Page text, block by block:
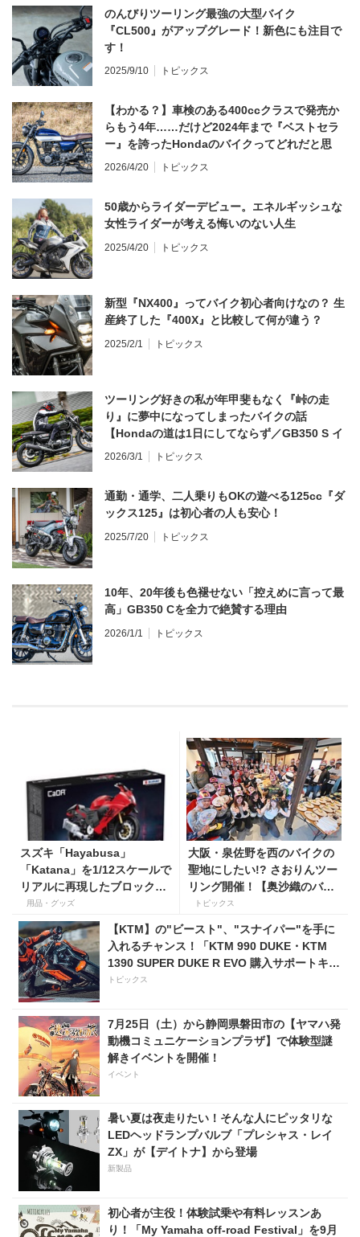
のんびりツーリング最強の大型バイク
『CL500』がアップグレード！新色にも注目で
す！
2025/9/10 トピックス
【わかる？】車検のある400ccクラスで発売か
らもう4年……だけど2024年まで『ベストセラ
ー』を誇ったHondaのバイクってどれだと思
う？
2026/4/20 トピックス
50歳からライダーデビュー。エネルギッシュな
女性ライダーが考える悔いのない人生
2025/4/20 トピックス
新型『NX400』ってバイク初心者向けなの？ 生
産終了した『400X』と比較して何が違う？
2025/2/1 トピックス
ツーリング好きの私が年甲斐もなく『峠の走
り』に夢中になってしまったバイクの話
【Hondaの道は1日にしてならず／GB350 S イ
ンプレ・レビュー 前編】
2026/3/1 トピックス
通勤・通学、二人乗りもOKの遊べる125cc『ダ
ックス125』は初心者の人も安心！
2025/7/20 トピックス
10年、20年後も色褪せない「控えめに言って最
高」GB350 Cを全力で絶賛する理由
2026/1/1 トピックス
スズキ「Hayabusa」
「Katana」を1/12スケールで
リアルに再現したブロックモ
デルが登場！
用品・グッズ
大阪・泉佐野を西のバイクの
聖地にしたい!? さおりんツー
リング開催！【奥沙織のバイ
ク日和第３回】
トピックス
【KTM】の"ビースト"、"スナイパー"を手に
入れるチャンス！「KTM 990 DUKE・KTM
1390 SUPER DUKE R EVO 購入サポートキャ
ンペーン」
トピックス
7月25日（土）から静岡県磐田市の【ヤマハ発
動機コミュニケーションプラザ】で体験型謎
解きイベントを開催！
イベント
暑い夏は夜走りたい！そんな人にピッタリな
LEDヘッドランプバルブ「プレシャス・レイ
ZX」が【デイトナ】から登場
新製品
初心者が主役！体験試乗や有料レッスンあ
り！「My Yamaha off-road Festival」を9月